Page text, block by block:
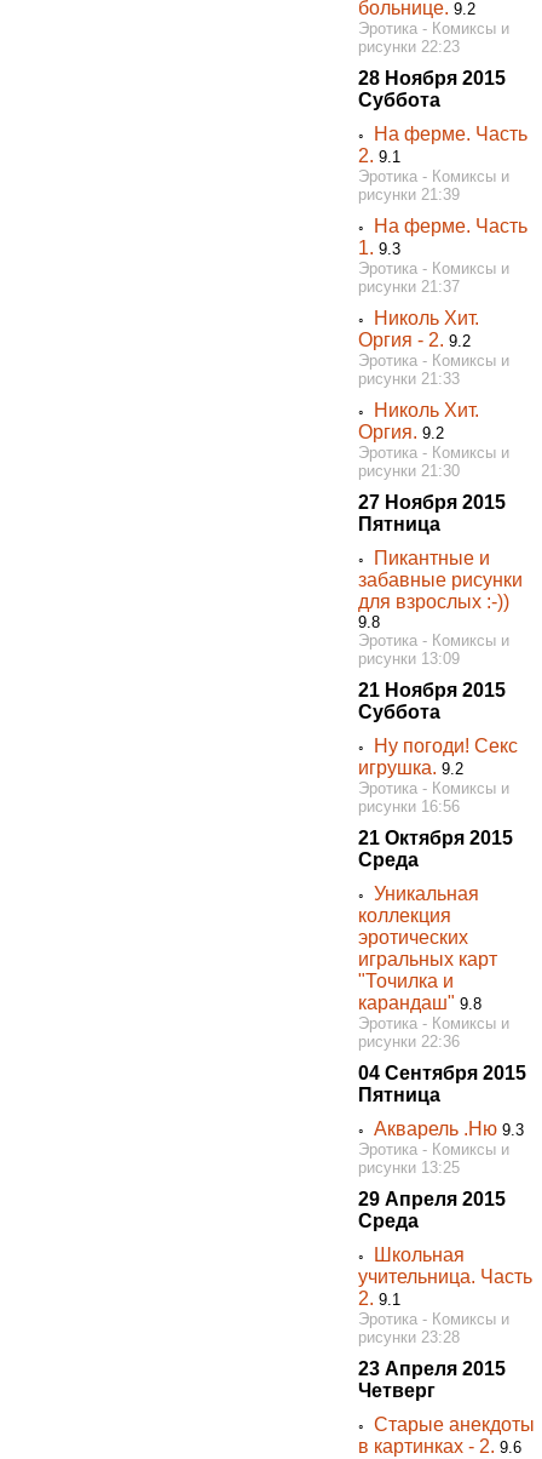
больнице. 9.2
Эротика - Комиксы и
рисунки 22:23
28 Ноября 2015
Суббота
◦
На ферме. Часть
2.9.1
Эротика - Комиксы и
рисунки 21:39
◦
На ферме. Часть
1. 9.3
Эротика - Комиксы и
рисунки 21:37
◦
Николь Хит.
Оргия - 2.9.2
Эротика - Комиксы и
рисунки 21:33
◦
Николь Хит.
Оргия.9.2
Эротика - Комиксы и
рисунки 21:30
27 Ноября 2015
Пятница
◦
Пикантные и
забавные рисунки
для взрослых :-))
9.8
Эротика - Комиксы и
рисунки 13:09
21 Ноября 2015
Суббота
◦
Ну погоди! Секс
игрушка. 9.2
Эротика - Комиксы и
рисунки 16:56
21 Октября 2015
Среда
◦Уникальная
коллекция
эротических
игральных карт
"Точилка и
карандаш"9.8
Эротика - Комиксы и
рисунки 22:36
04 Сентября 2015
Пятница
◦Акварель .Ню 9.3
Эротика - Комиксы и
рисунки 13:25
29 Апреля 2015
Среда
◦
Школьная
учительница. Часть
2.9.1
Эротика - Комиксы и
рисунки 23:28
23 Апреля 2015
Четверг
◦Старые анекдоты
в картинках - 2. 9.6